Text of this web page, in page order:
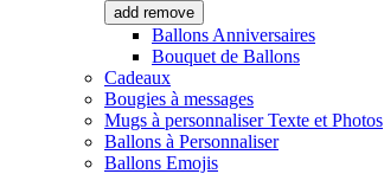
add remove
Ballons Anniversaires
Bouquet de Ballons
Cadeaux
Bougies à messages
Mugs à personnaliser Texte et Photos
Ballons à Personnaliser
Ballons Emojis